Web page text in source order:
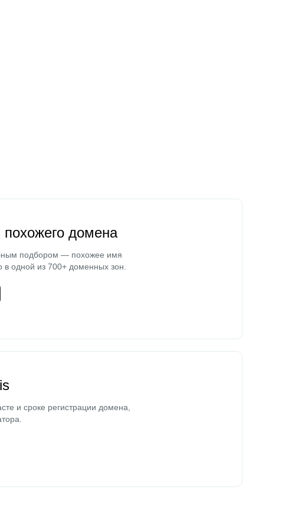
похожего домена
подбором — похожее имя
в одной из 700+ доменных зон.
и сроке регистрации домена,